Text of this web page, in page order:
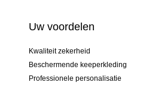
Uw voordelen
Kwaliteit zekerheid
Beschermende keeperkleding
Professionele personalisatie